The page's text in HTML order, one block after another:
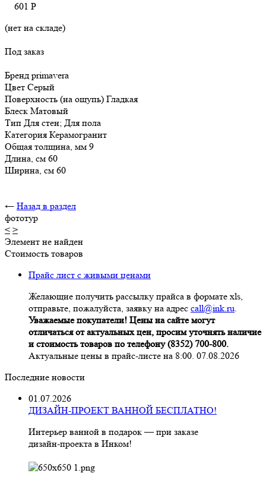
601 Р
(нет на складе)
Под заказ
Бренд primavera
Цвет Серый
Поверхность (на ощупь) Гладкая
Блеск Матовый
Тип Для стен; Для пола
Категория Керамогранит
Общая толщина, мм 9
Длина, см 60
Ширина, см 60
← Назад в раздел
фототур
< >
Элемент не найден
Стоимость товаров
Прайс лист с живыми ценами
Желающие получить рассылку прайса в формате xls,
отправьте, пожалуйста, заявку на адрес call@ink.ru.
Уважаемые покупатели! Цены на сайте могут
отличаться от актуальных цен, просим уточнять наличие
и стоимость товаров по телефону (8352) 700-800.
Актуальные цены в прайс-листе на 8:00. 07.08.2026
Последние новости
01.07.2026
ДИЗАЙН-ПРОЕКТ ВАННОЙ БЕСПЛАТНО!
Интерьер ванной в подарок — при заказе
дизайн‑проекта в Инком!